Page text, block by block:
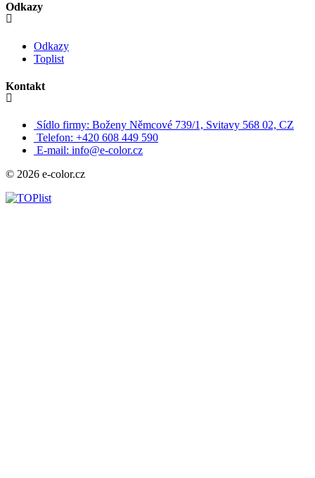
Odkazy
Odkazy
Toplist
Kontakt
Sídlo firmy: Boženy Němcové 739/1, Svitavy 568 02, CZ
Telefon: +420 608 449 590
E-mail: info@e-color.cz
© 2026 e-color.cz